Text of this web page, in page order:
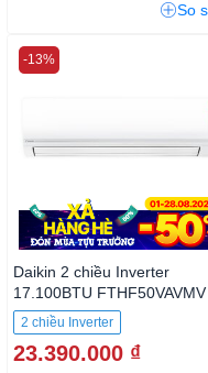
So
Daikin 2 chiều Inverter
17.100BTU FTHF50VAVMV
2 chiều Inverter
23.390.000 ₫
-13%